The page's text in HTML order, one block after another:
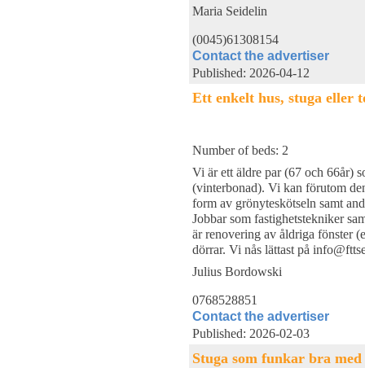
Maria Seidelin
(0045)61308154
Contact the advertiser
Published: 2026-04-12
Ett enkelt hus, stuga eller
Number of beds: 2
Vi är ett äldre par (67 och 66år)
(vinterbonad). Vi kan förutom
form av grönyteskötseln samt
Jobbar som fastighetstekniker
är renovering av åldriga fönster
dörrar. Vi nås lättast på
Julius Bordowski
0768528851
Contact the advertiser
Published: 2026-02-03
Stuga som funkar bra